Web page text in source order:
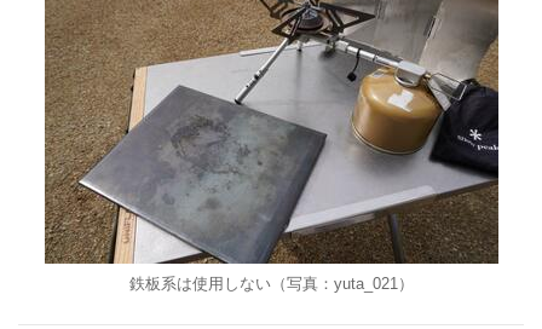
鉄板系は使用しない（写真：yuta_021）